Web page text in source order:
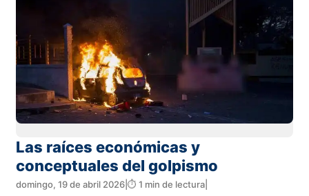
Las raíces económicas y
conceptuales del golpismo
domingo, 19 de abril 2026 ⏱️ 1 min de lectura